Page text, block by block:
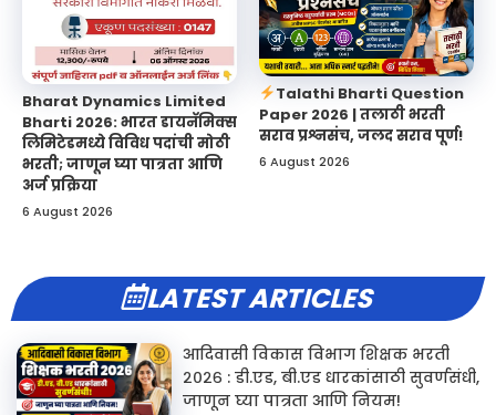
Bharat Dynamics Limited
Bharti 2026: भारत डायनॅमिक्स
लिमिटेडमध्ये विविध पदांची मोठी
भरती; जाणून घ्या पात्रता आणि
अर्ज प्रक्रिया
6 August 2026
Talathi Bharti Question
Paper 2026 | तलाठी भरती
सराव प्रश्नसंच, जलद सराव पूर्ण!
6 August 2026
LATEST ARTICLES
आदिवासी विकास विभाग शिक्षक भरती
२०२६ : डी.एड, बी.एड धारकांसाठी सुवर्णसंधी,
जाणून घ्या पात्रता आणि नियम!